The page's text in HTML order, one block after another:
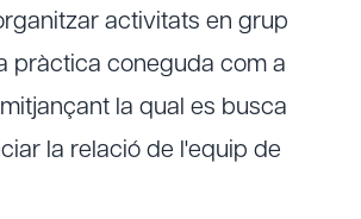
activitats en grup
pràctica coneguda com a
la qual es busca
la relació de l'equip de